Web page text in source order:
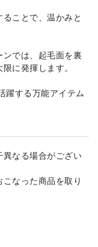
ことで、温かみと
では、起毛面を裏
に発揮します。
躍する万能アイテム
なる場合がござい
なった商品を取り